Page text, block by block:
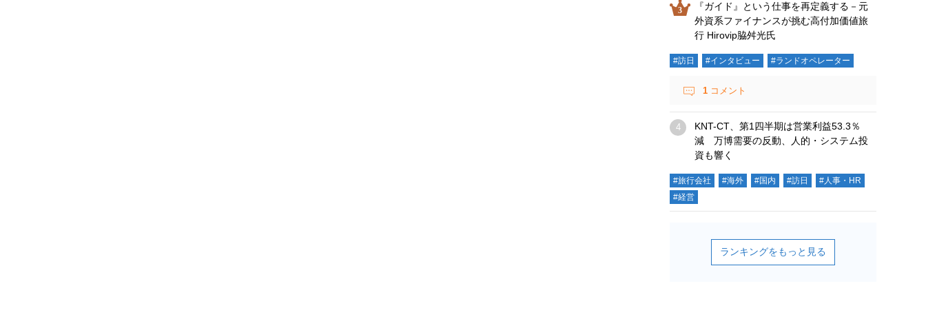
『ガイド』という仕事を再定義する－元
外資系ファイナンスが挑む高付加価値旅
行 Hirovip脇舛光氏
#訪日 #インタビュー #ランドオペレーター
1 コメント
KNT-CT、第1四半期は営業利益53.3％
減 万博需要の反動、人的・システム投
資も響く
#旅行会社 #海外 #国内 #訪日
#人事・HR
#経営